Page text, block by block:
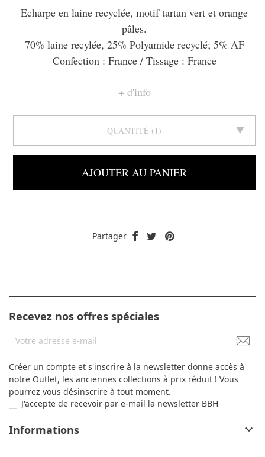
Echarpe en laine recyclée, motif tartan vert et orange
pâles.
70% laine recylée, 25% Polyamide recyclé; 5% AF
Confection : France / Tissage : France
d'info
QUANTITÉ 1
AJOUTER AU PANIER
Partager
Recevez nos offres spéciales
Créer un compte et s'inscrire à la newsletter donne accès à
notre Outlet, les anciennes collections à prix réduit ! Vous
pourrez vous désinscrire à tout moment.
J'accepte de recevoir par e-mail la newsletter BBH
Informations 